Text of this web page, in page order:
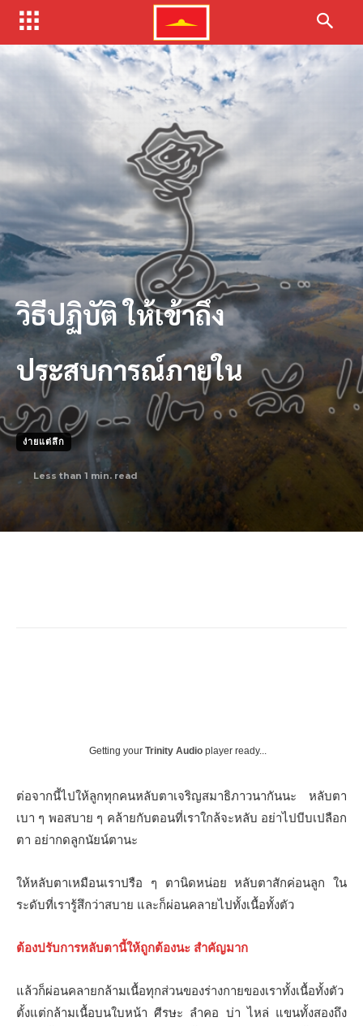
วิธีปฏิบัติ ให้เข้าถึง
ประสบการณ์ภายใน
ง่ายแต่ลึก
Less than 1 min. read
Getting your Trinity Audio player ready...
ต่อจากนี้ไปให้ลูกทุกคนหลับตาเจริญสมาธิภาวนากันนะ หลับตา
เบา ๆ พอสบาย ๆ คล้ายกับตอนที่เราใกล้จะหลับ อย่าไปบีบเปลือก
ตา อย่ากดลูกนัยน์ตานะ
ให้หลับตาเหมือนเราปรือ ๆ ตานิดหน่อย หลับตาสักค่อนลูก ใน
ระดับที่เรารู้สึกว่าสบาย และก็ผ่อนคลายไปทั้งเนื้อทั้งตัว
ต้องปรับการหลับตานี้ให้ถูกต้องนะ สำคัญมาก
แล้วก็ผ่อนคลายกล้ามเนื้อทุกส่วนของร่างกายของเราทั้งเนื้อทั้งตัว
ตั้งแต่กล้ามเนื้อบนใบหน้า ศีรษะ ลำคอ บ่า ไหล่ แขนทั้งสองถึง